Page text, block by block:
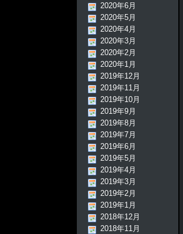
2020年6月
2020年5月
2020年4月
2020年3月
2020年2月
2020年1月
2019年12月
2019年11月
2019年10月
2019年9月
2019年8月
2019年7月
2019年6月
2019年5月
2019年4月
2019年3月
2019年2月
2019年1月
2018年12月
2018年11月